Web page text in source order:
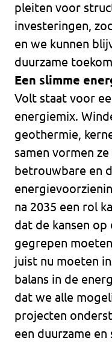
pleiten voor
investeringen,
en we kunnen
duurzame
Een slimme
Volt staat voor
energiemix.
geothermie,
samen vormen
betrouwbare en
na 2035 een rol
dat de kansen
gegrepen
juist nu moeten
balans in de
dat we alle
projecten
een duurzame en